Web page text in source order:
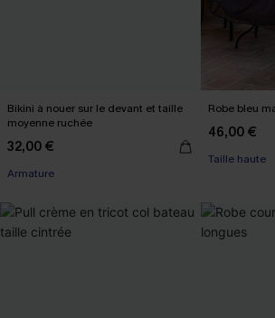
Bikini à nouer sur le devant et taille
moyenne ruchée
32,00 €
Armature
Robe bleu
46,00 €
Taille haute